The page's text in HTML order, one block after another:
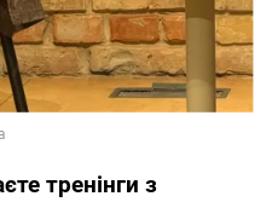
тренінги з